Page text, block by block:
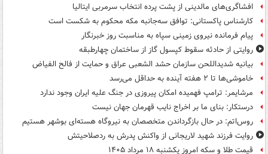
افشاگری‌های مالدینی از پشت پرده انتخاب سرمربی ایتالیا
کارشناس پاکستانی: توافق سه‌جانبه مکه محکوم به شکست است
پیام فرمانده نیروی زمینی سپاه به مناسبت روز خبرنگار
روایتی از حادثه سقوط کپسول گاز از ساختمان چهارطبقه
بیانیه شدیداللحن سازمان حشد الشعبی عراق و حمایت از فالح الفیاض
خاموشی‌ها تا ۲ هفته آینده به حداقل می‌رسد
مرشایمر: ترامپ فهمیده امکان پیروزی در جنگ علیه ایران وجود ندارد
درستکار: بنای ما بر اخراج نایب قهرمان جهان نیست
روس‌اتم: در حال بازگرداندن متخصصان به نیروگاه هسته‌ای بوشهر هستیم
روایت فرزند شهید لاریجانی از واکنش پدرش به ردصلاحیتش
قیمت طلا و سکه امروز یکشنبه ۱۸ مرداد ۱۴۰۵